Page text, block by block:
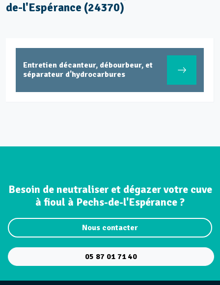
de-l'Espérance (24370)
Entretien décanteur, débourbeur, et
séparateur d'hydrocarbures
Besoin de neutraliser et dégazer votre cuve
à fioul à Pechs-de-l'Espérance ?
Nous contacter
05 87 01 71 40